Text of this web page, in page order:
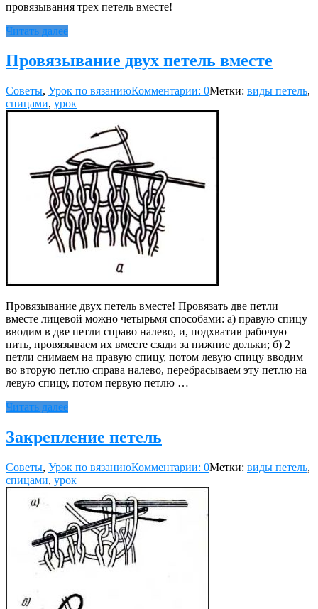
провязывания трех петель вместе!
Читать далее
Провязывание двух петель вместе
Советы, Урок по вязаниюКомментарии: 0Метки: виды петель,
спицами, урок
Провязывание двух петель вместе! Провязать две петли
вместе лицевой можно четырьмя способами: а) правую спицу
вводим в две петли справо налево, и, подхватив рабочую
нить, провязываем их вместе сзади за нижние дольки; б) 2
петли снимаем на правую спицу, потом левую спицу вводим
во вторую петлю справа налево, перебрасываем эту петлю на
левую спицу, потом первую петлю …
Читать далее
Закрепление петель
Советы, Урок по вязаниюКомментарии: 0Метки: виды петель,
спицами, урок